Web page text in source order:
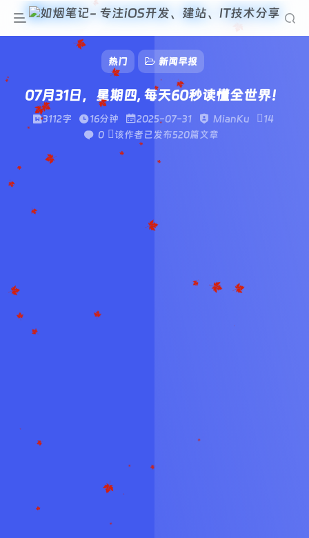
热门 新闻早报
07月31日，星期四, 每天60秒读懂全世界！
3112字 16分钟 2025-07-31 MianKu
14
0
该作者已发布520篇文章